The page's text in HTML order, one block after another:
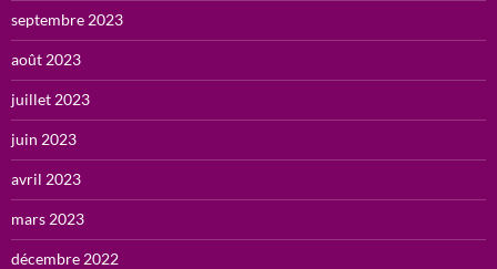
septembre 2023
août 2023
juillet 2023
juin 2023
avril 2023
mars 2023
décembre 2022